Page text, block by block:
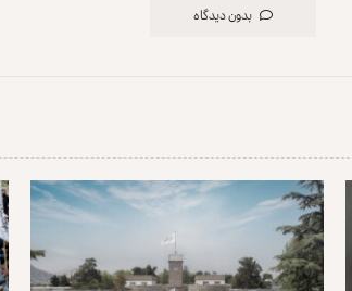
بدون دیدگاه